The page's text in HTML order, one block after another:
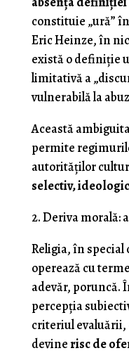
constituie „ură”
Eric Heinze, în
există o definiție
limitativă a
vulnerabilă la
Această
permite
autorităților
selectiv,
2. Deriva morală:
Religia, în
operează cu
adevăr, poruncă.
percepția
criteriul
devinerisc de